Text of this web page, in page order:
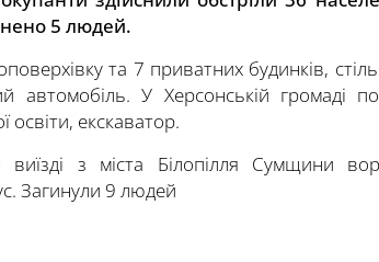
5 людей.
та 7 приватних будинків,
автомобіль. У Херсонській громаді
освіти, екскаватор.
з міста Білопілля Сумщини
Загинули 9 людей